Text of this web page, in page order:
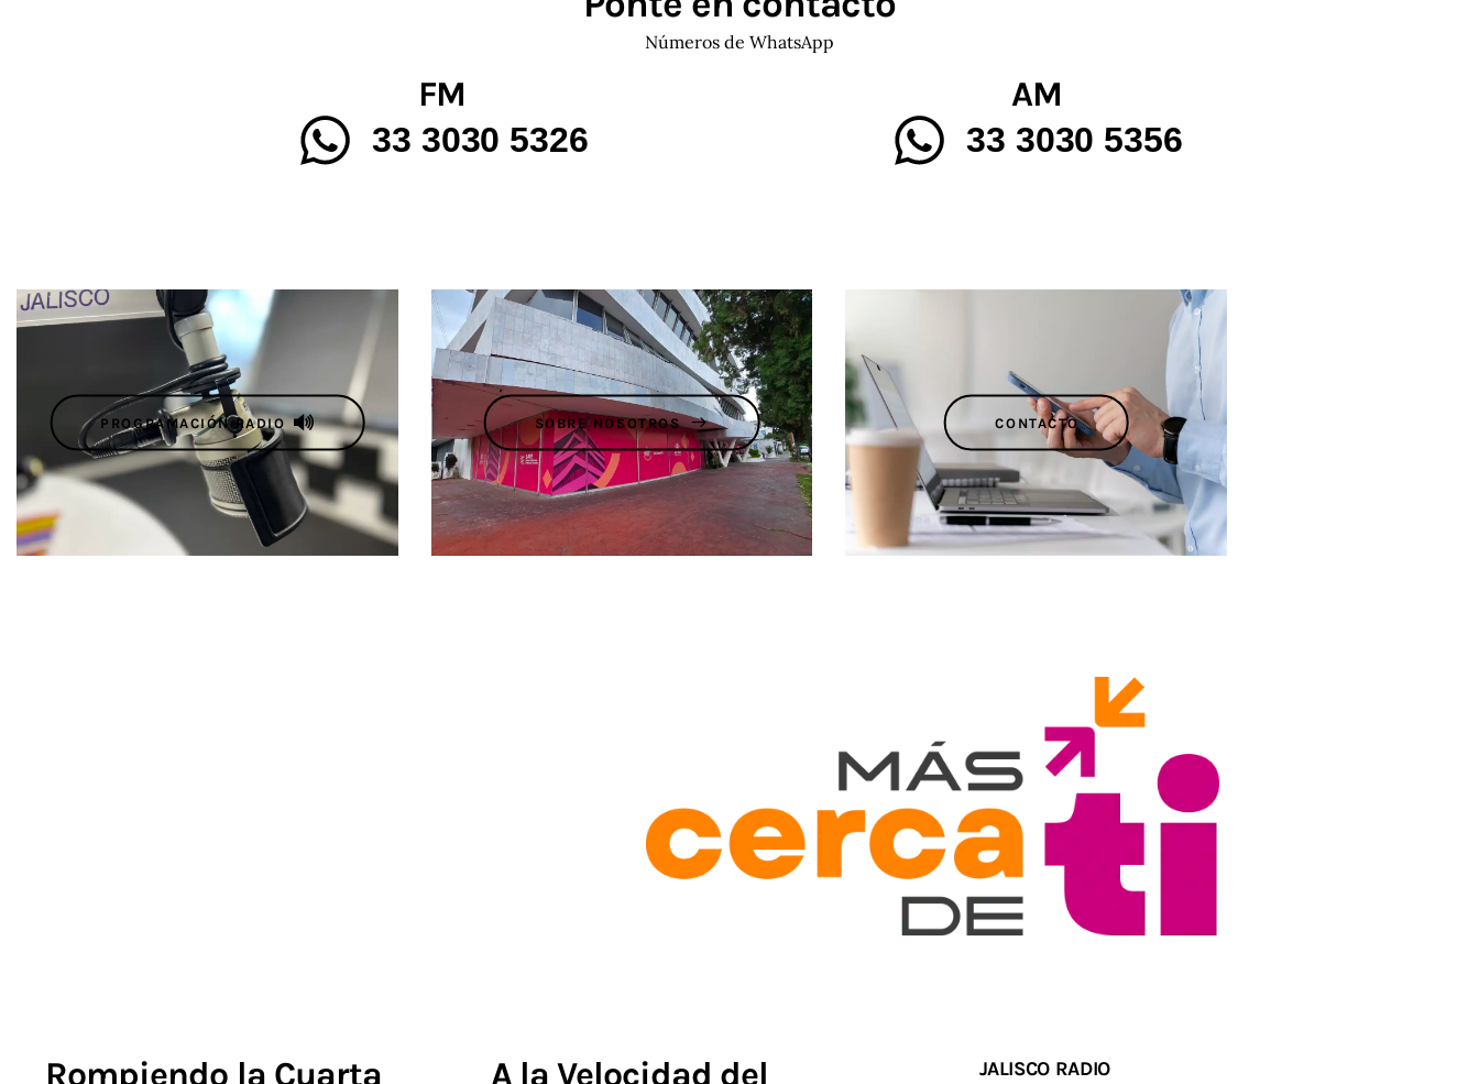
Números de WhatsApp
FM
33 3030 5326
AM
33 3030 5356
PROGRAMACIÓN RADIO SOBRE NOSOTROS CONTACTO
Rompiendo la Cuarta
A la Velocidad del
JALISCO RADIO